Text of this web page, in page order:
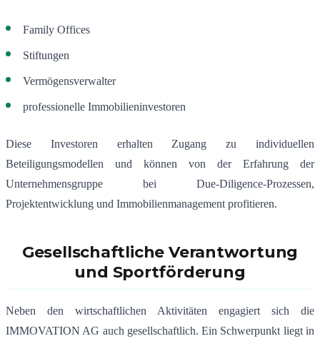
Family Offices
Stiftungen
Vermögensverwalter
professionelle Immobilieninvestoren
Diese Investoren erhalten Zugang zu individuellen
Beteiligungsmodellen und können von der Erfahrung der
Unternehmensgruppe bei Due-Diligence-Prozessen,
Projektentwicklung und Immobilienmanagement profitieren.
Gesellschaftliche Verantwortung
und Sportförderung
Neben den wirtschaftlichen Aktivitäten engagiert sich die
IMMOVATION AG auch gesellschaftlich. Ein Schwerpunkt liegt in